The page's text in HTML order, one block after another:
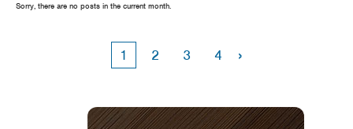
Sorry, there are no posts in the current month.
1 2 3 4 ›